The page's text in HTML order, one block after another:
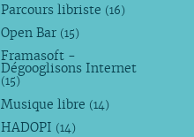
Parcours libriste (16)
Open Bar (15)
Framasoft -
Dégooglisons Internet
(15)
Musique libre (14)
HADOPI (14)